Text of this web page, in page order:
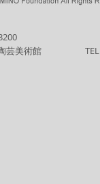
芸美術館